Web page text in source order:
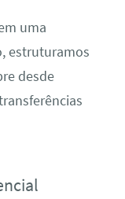
uma
estruturamos
desde